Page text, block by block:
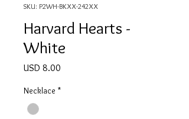
SKU: P2WH-BKXX-242XX
Harvard Hearts -
White
USD 8.00
Necklace *